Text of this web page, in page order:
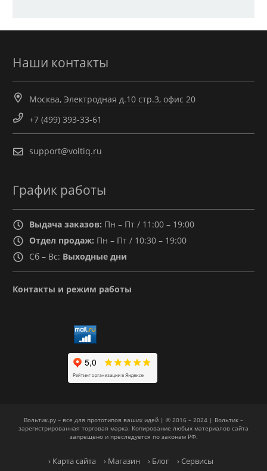
Наши контакты
Москва, Электродная д.10 стр.3, офис 20
+7 (499) 393-33-61
support@voltiq.ru
График работы
Выдача заказов: Пн – Пт / 11:00 – 19:00
Отдел продаж: Пн – Пт / 10:30 – 19:00
Сб – Вс: Выходные дни
Контакты и режим работы
Вольтик.ру – все для прототипов ваших идей | © 2016 – 2024 | Вольтик –
зарегистрированная торговая марка. Копирование любых материалов сайта
запрещено и преследуется по законам РФ.
› Карта сайта › Магазин › Блог › Сервисы